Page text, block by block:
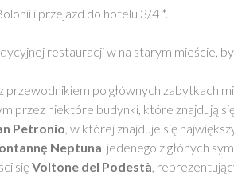
i przejazd do hotelu 3/4 *.
restauracji w na starym mieście,
przewodnikiem po głównych zabytkach
przez niektóre budynki, które znajdują
Petronio, w której znajduje się
Neptuna, jedenego z głónych
sięVoltone del Podestà,